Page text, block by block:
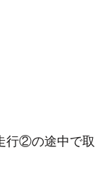
②の途中で取